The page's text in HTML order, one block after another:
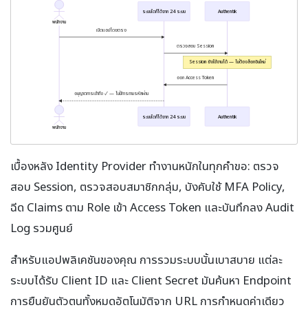
พนักงาน
ระบบใดก็ได้จาก 24 ระบบ Authentik
Session ยังใช้งานได้ — ไม่ต้องล็อกอินใหม่
เปิดแอปโดยตรง
ตรวจสอบ Session
ออก Access Token
อนุญาตการเข้าถึง ✓ — ไม่มีการถามรหัสผ่าน
พนักงาน
ระบบใดก็ได้จาก 24 ระบบ Authentik
เบื้องหลัง Identity Provider ทำงานหนักในทุกคำขอ: ตรวจ
สอบ Session, ตรวจสอบสมาชิกกลุ่ม, บังคับใช้ MFA Policy,
ฉีด Claims ตาม Role เข้า Access Token และบันทึกลง Audit
Log รวมศูนย์
สำหรับแอปพลิเคชันของคุณ การรวมระบบนั้นเบาสบาย แต่ละ
ระบบได้รับ Client ID และ Client Secret มันค้นหา Endpoint
การยืนยันตัวตนทั้งหมดอัตโนมัติจาก URL การกำหนดค่าเดียว